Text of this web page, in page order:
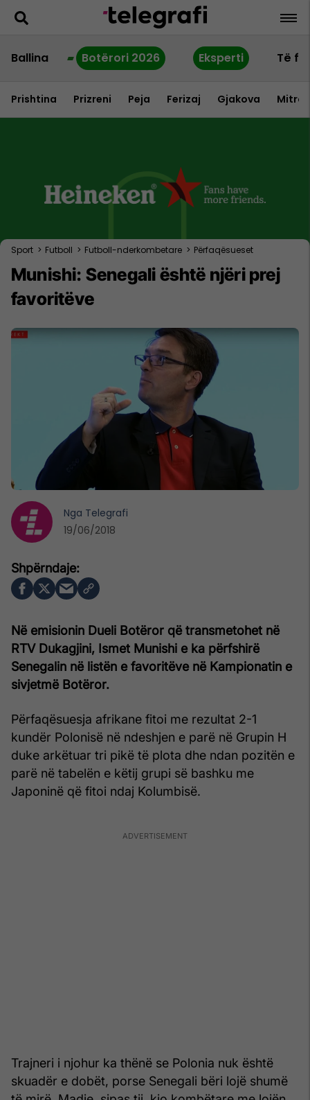
Ballina Botërori 2026 Eksperti Të
Prishtina Prizreni Peja Ferizaj Gjakova
Sport > Futboll > Futboll-nderkombetare > Përfaqësueset
Munishi: Senegali është njëri prej
favoritëve
Në emisionin Dueli Botëror që transmetohet në
RTV Dukagjini, Ismet Munishi e ka përfshirë
Senegalin në listën e favoritëve në Kampionatin e
sivjetmë Botëror.
Përfaqësuesja afrikane fitoi me rezultat 2-1
kundër Polonisë në ndeshjen e parë në Grupin H
duke arkëtuar tri pikë të plota dhe ndan pozitën e
parë në tabelën e këtij grupi së bashku me
Japoninë që fitoi ndaj Kolumbisë.
Trajneri i njohur ka thënë se Polonia nuk është
skuadër e dobët, porse Senegali bëri lojë shumë
Nga Telegrafi
19/06/2018